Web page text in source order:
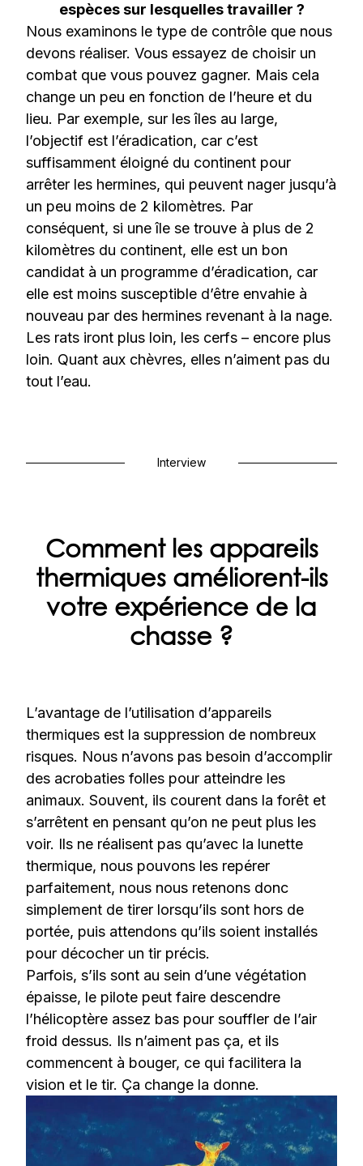
espèces sur lesquelles travailler ?
Nous examinons le type de contrôle que nous
devons réaliser. Vous essayez de choisir un
combat que vous pouvez gagner. Mais cela
change un peu en fonction de l’heure et du
lieu. Par exemple, sur les îles au large,
l’objectif est l’éradication, car c’est
suffisamment éloigné du continent pour
arrêter les hermines, qui peuvent nager jusqu’à
un peu moins de 2 kilomètres. Par
conséquent, si une île se trouve à plus de 2
kilomètres du continent, elle est un bon
candidat à un programme d’éradication, car
elle est moins susceptible d’être envahie à
nouveau par des hermines revenant à la nage.
Les rats iront plus loin, les cerfs – encore plus
loin. Quant aux chèvres, elles n’aiment pas du
tout l’eau.
Interview
Comment les appareils
thermiques améliorent-ils
votre expérience de la
chasse ?
L’avantage de l’utilisation d’appareils
thermiques est la suppression de nombreux
risques. Nous n’avons pas besoin d’accomplir
des acrobaties folles pour atteindre les
animaux. Souvent, ils courent dans la forêt et
s’arrêtent en pensant qu’on ne peut plus les
voir. Ils ne réalisent pas qu’avec la lunette
thermique, nous pouvons les repérer
parfaitement, nous nous retenons donc
simplement de tirer lorsqu’ils sont hors de
portée, puis attendons qu’ils soient installés
pour décocher un tir précis.
Parfois, s’ils sont au sein d’une végétation
épaisse, le pilote peut faire descendre
l’hélicoptère assez bas pour souffler de l’air
froid dessus. Ils n’aiment pas ça, et ils
commencent à bouger, ce qui facilitera la
vision et le tir. Ça change la donne.